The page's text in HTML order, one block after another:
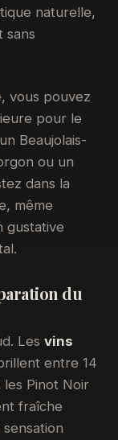
naturelle,
sans
vous pouvez
pour le
Beaujolais-
ou un
dans la
même
gustative
du
Les vins
entre 14
les Pinot Noir
fraîche